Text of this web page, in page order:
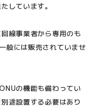
しています。
線事業者から専用のも
般には販売されていませ
の機能も備わってい
途設置する必要はあり